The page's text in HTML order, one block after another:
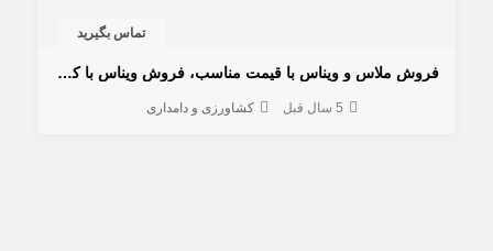
تماس بگیرید
فروش ملاس و ویناس با قیمت مناسب، فروش ویناس با کیفیت و قیمت مناسب
5 سال قبل کشاورزی و دامداری